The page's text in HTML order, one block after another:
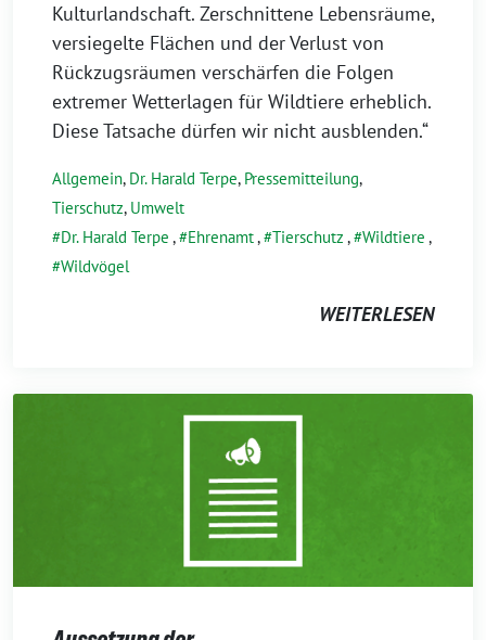
Kulturlandschaft. Zerschnittene Lebensräume,
versiegelte Flächen und der Verlust von
Rückzugsräumen verschärfen die Folgen
extremer Wetterlagen für Wildtiere erheblich.
Diese Tatsache dürfen wir nicht ausblenden.“
Allgemein, Dr. Harald Terpe, Pressemitteilung,
Tierschutz, Umwelt
Dr. Harald Terpe , Ehrenamt, Tierschutz , Wildtiere ,
Wildvögel
WEITERLESEN